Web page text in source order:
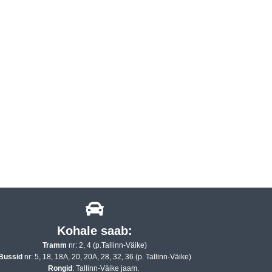
Kohale saab:
Tramm nr: 2, 4 (p.Tallinn-Väike)
nr: 5, 18, 18A, 20, 20A, 28, 32, 36 (p. Tallinn-Väike)
Rongid : Tallinn-Väike jaam.